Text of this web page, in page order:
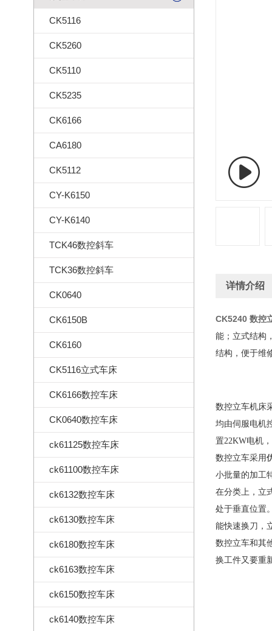
CK5116
CK5260
CK5110
CK5235
CK6166
CA6180
CK5112
CY-K6150
CY-K6140
TCK46数控斜车
TCK36数控斜车
CK0640
CK6150B
CK6160
CK5116立式车床
CK6166数控车床
CK0640数控车床
ck61125数控车床
ck61100数控车床
ck6132数控车床
ck6130数控车床
ck6180数控车床
ck6163数控车床
ck6150数控车床
ck6140数控车床
详情介绍
CK5240 数控
能；立式结构
结构，便于维
数控立车机床
均由伺服电机
置22KW电机
数控立车采用
小批量的加工
在分类上，立
处于垂直位置
能快速换刀，
数控立车和其
换工件又要重